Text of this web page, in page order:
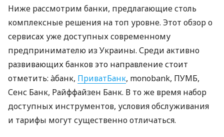
Ниже рассмотрим банки, предлагающие столь
комплексные решения на топ уровне. Этот обзор о
сервисах уже доступных современному
предпринимателю из Украины. Среди активно
развивающих банков это направление стоит
отметить: àбанк, ПриватБанк, monobank, ПУМБ,
Сенс Банк, Райффайзен Банк. В то же время набор
доступных инструментов, условия обслуживания
и тарифы могут существенно отличаться.